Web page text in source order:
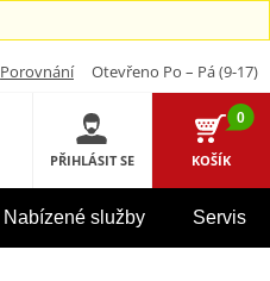
Porovnání Otevřeno Po – Pá (9-17)
PŘIHLÁSIT SE
0
KOŠÍK
Nabízené služby Servis